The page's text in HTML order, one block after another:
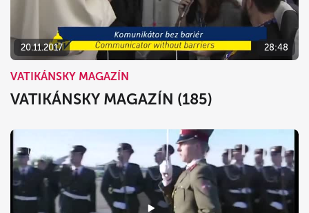
20.11.2017 28:48
VATIKÁNSKY MAGAZÍN
VATIKÁNSKY MAGAZÍN (185)